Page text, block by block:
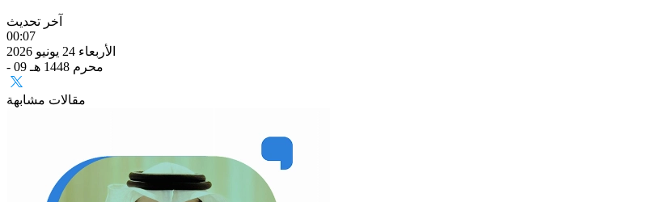
آخر تحديث
00:07
الأربعاء 24 يونيو 2026
- 09 محرم 1448 هـ
مقالات مشابهة